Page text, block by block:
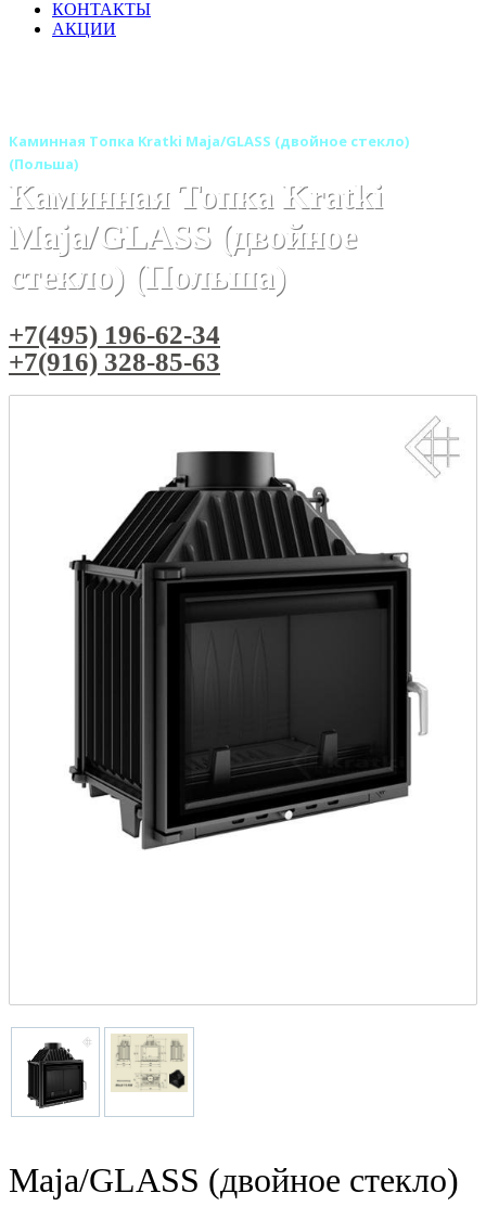
КОНТАКТЫ
АКЦИИ
Каминная Топка Kratki Maja/GLASS (двойное стекло)
(Польша)
Каминная Топка Kratki
Maja/GLASS (двойное
стекло) (Польша)
+7(495) 196-62-34
+7(916) 328-85-63
Maja/GLASS (двойное стекло)